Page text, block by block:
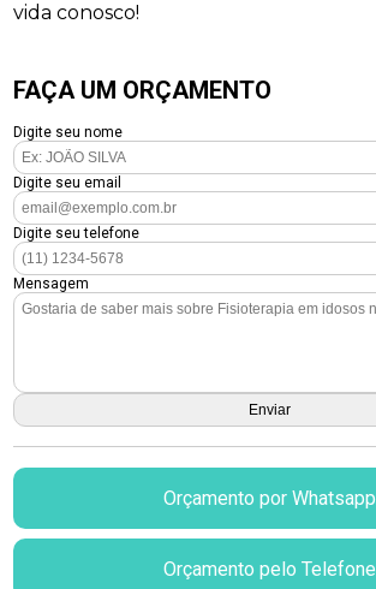
vida conosco!
FAÇA UM ORÇAMENTO
Digite seu nome
Digite seu email
Digite seu telefone
Mensagem
Orçamento por Whatsapp
Orçamento pelo Telefone